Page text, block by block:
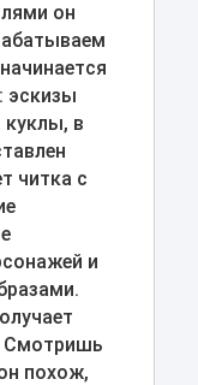
он
эскизы
куклы, в
читка с
и
Смотришь
похож,